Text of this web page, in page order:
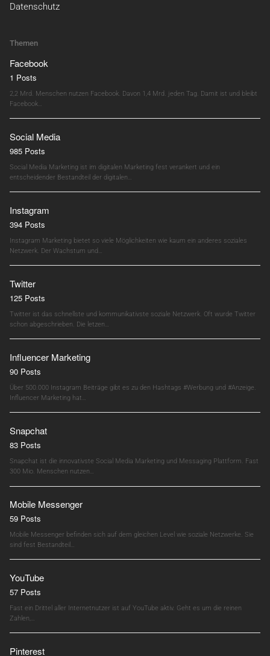
Datenschutz
Themen
Facebook
1 Posts
2,2 Mrd. Menschen nutzen Facebook. Davon 1,4 Mrd. jeden Tag. Damit ist und bleibt
Facebook…
Social Media
985 Posts
Social Media Marketing ist im digitalen Marketing fest verankert und ein
entscheidender Bestandteil der digitalen…
Instagram
394 Posts
Instagram Marketing bietet so viele Möglichkeiten wie kaum ein anderes soziales
Netzwerk. Der Wachstum und…
Twitter
125 Posts
Twitter ist das schnellste und kommunikativste soziale Netzwerk. Oft wurde Twitter
schon abgeschrieben. Die letzen…
Influencer Marketing
90 Posts
Über 500.000 Instagram Beiträge gibt es zu den Hashtags #Werbung und #Anzeige.
Influencer Marketing hat…
Snapchat
83 Posts
Snapchat ist die innovativste Social Media Marketing und Messaging Plattform. Fast
300 Mio. Menschen nutzen…
Mobile Messenger
59 Posts
Mobile Messenger befinden sich auf dem gleichen Level wie soziale Netzwerke. Sie
sind fest Bestandteil…
YouTube
57 Posts
Fast ein Drittel aller Internetnutzer ist auf YouTube aktiv. Geht es um die reinen
Zahlen,…
Pinterest